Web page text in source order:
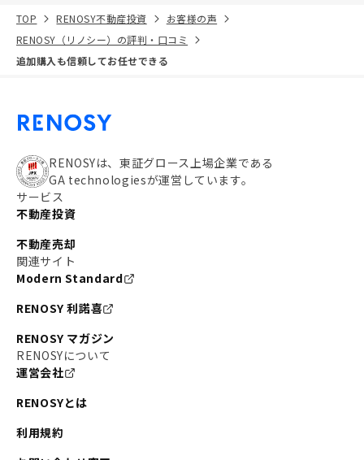
TOP RENOSY不動産投資
お客様の声
RENOSY（リノシー）の評判・口コミ
追加購入も信頼してお任せできる
RENOSYは、東証グロース上場企業である
GA technologiesが運営しています。
サービス
不動産投資
不動産売却
関連サイト
Modern Standard
RENOSY 利諾喜
RENOSY マガジン
RENOSYについて
運営会社
RENOSYとは
利用規約